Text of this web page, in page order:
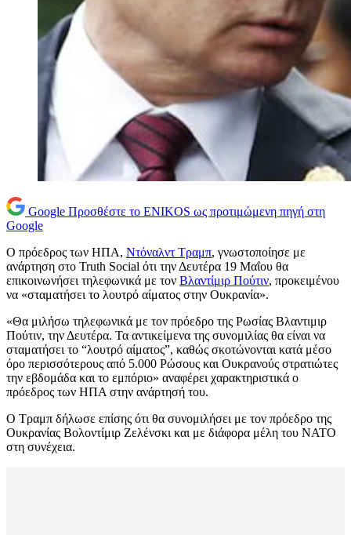
Google Προσθέστε το ENIKOS ως προτιμώμενη πηγή στη
Google
Ο πρόεδρος των ΗΠΑ, Ντόναλντ Τραμπ, γνωστοποίησε με
ανάρτηση στο Truth Social ότι την Δευτέρα 19 Μαΐου θα
επικοινωνήσει τηλεφωνικά με τον Βλαντίμιρ Πούτιν, προκειμένου
να «σταματήσει το λουτρό αίματος στην Ουκρανία».
«Θα μιλήσω τηλεφωνικά με τον πρόεδρο της Ρωσίας Βλαντιμιρ
Πούτιν, την Δευτέρα. Τα αντικείμενα της συνομιλίας θα είναι να
σταματήσει το “λουτρό αίματος”, καθώς σκοτώνονται κατά μέσο
όρο περισσότερους από 5.000 Ρώσους και Ουκρανούς στρατιώτες
την εβδομάδα και το εμπόριο» αναφέρει χαρακτηριστικά ο
πρόεδρος των ΗΠΑ στην ανάρτησή του.
Ο Τραμπ δήλωσε επίσης ότι θα συνομιλήσει με τον πρόεδρο της
Ουκρανίας Βολοντίμιρ Ζελένσκι και με διάφορα μέλη του ΝΑΤΟ
στη συνέχεια.